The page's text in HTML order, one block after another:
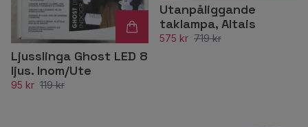
Ljusslinga Ghost LED 8
ljus. Inom/Ute
95 kr 119 kr
Utanpåliggande
taklampa, Altais
575 kr 719 kr